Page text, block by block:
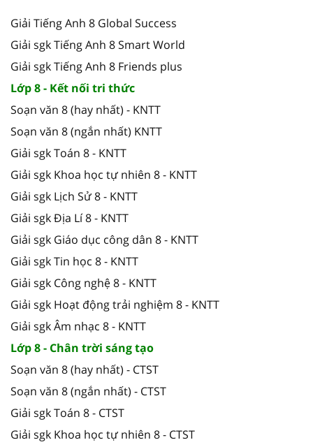
Giải Tiếng Anh 8 Global Success
Giải sgk Tiếng Anh 8 Smart World
Giải sgk Tiếng Anh 8 Friends plus
Lớp 8 - Kết nối tri thức
Soạn văn 8 (hay nhất) - KNTT
Soạn văn 8 (ngắn nhất) KNTT
Giải sgk Toán 8 - KNTT
Giải sgk Khoa học tự nhiên 8 - KNTT
Giải sgk Lịch Sử 8 - KNTT
Giải sgk Địa Lí 8 - KNTT
Giải sgk Giáo dục công dân 8 - KNTT
Giải sgk Tin học 8 - KNTT
Giải sgk Công nghệ 8 - KNTT
Giải sgk Hoạt động trải nghiệm 8 - KNTT
Giải sgk Âm nhạc 8 - KNTT
Lớp 8 - Chân trời sáng tạo
Soạn văn 8 (hay nhất) - CTST
Soạn văn 8 (ngắn nhất) - CTST
Giải sgk Toán 8 - CTST
Giải sgk Khoa học tự nhiên 8 - CTST